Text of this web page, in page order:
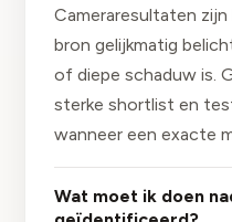
Cameraresultaten
bron gelijkmatig
of diepe schaduw is.
sterke shortlist en
wanneer een exacte
Wat moet ik doen